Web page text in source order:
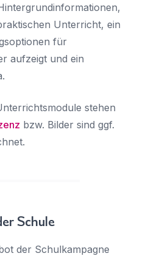
Unterricht, ein
für
aufzeigt und ein
stehen
bzw. Bilder sind ggf.
Schule
der Schulkampagne